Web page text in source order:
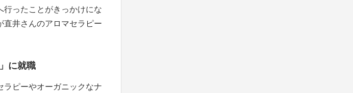
行ったことがきっかけにな
直井さんのアロマセラピー
に就職
ラピーやオーガニックなナ